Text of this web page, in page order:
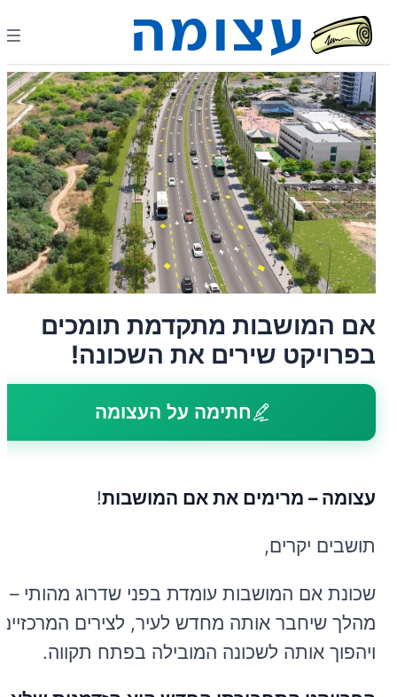
אם המושבות מתקדמת תומכים
בפרויקט שירים את השכונה!
חתימה על העצומה
עצומה – מרימים את אם המושבות!
תושבים יקרים,
שכונת אם המושבות עומדת בפני שדרוג מהותי –
מהלך שיחבר אותה מחדש לעיר, לצירים
ויהפוך אותה לשכונה המובילה בפתח תקווה.